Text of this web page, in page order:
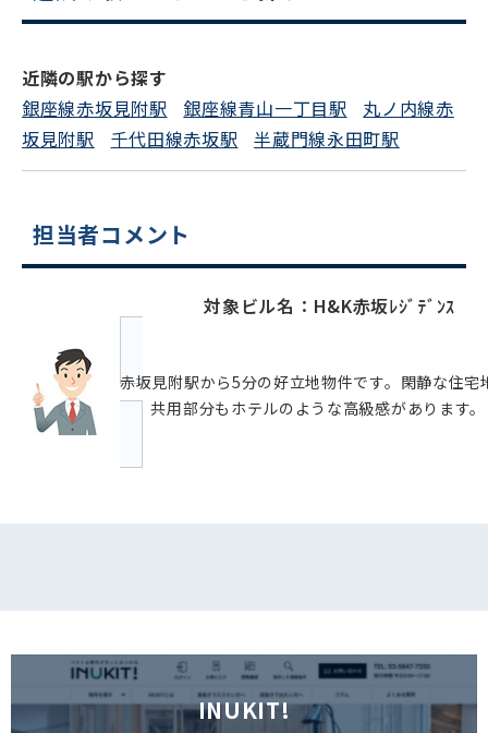
平日 9:00〜18:00
近隣の駅から探す
銀座線赤坂見附駅
銀座線青山一丁目駅
丸ノ内線赤
坂見附駅
千代田線赤坂駅 半蔵門線永田町駅
担当者コメント
対象ビル名：H&K赤坂ﾚｼﾞﾃﾞﾝｽ
赤坂見附駅から5分の好立地物件です。閑静な住
で、共用部分もホテルのような高級感があります
INUKIT!